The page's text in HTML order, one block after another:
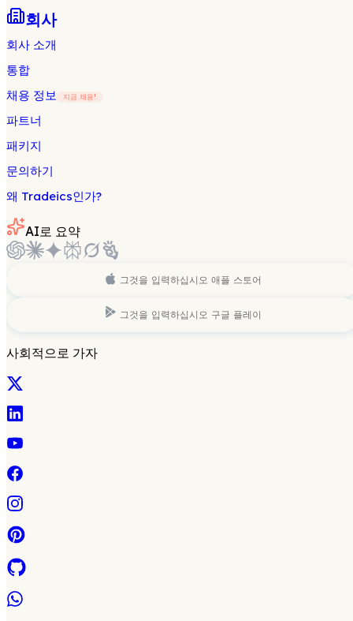
회사
회사 소개
통합
채용 정보
지금 채용!
파트너
패키지
문의하기
왜 Tradeics인가?
AI로 요약
그것을 입력하십시오 애플 스토어
그것을 입력하십시오 구글 플레이
사회적으로 가자